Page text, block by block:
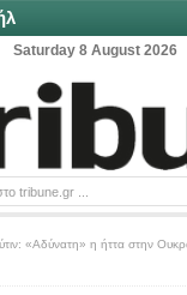
Saturday 8 August 2026
«Αδύνατη» η ήττα στην